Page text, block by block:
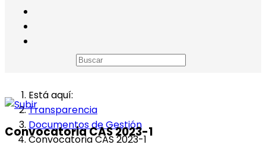
Está aquí:
Transparencia
Documentos de Gestión
Convocatoria CAS 2023-1
Convocatoria CAS 2023-1